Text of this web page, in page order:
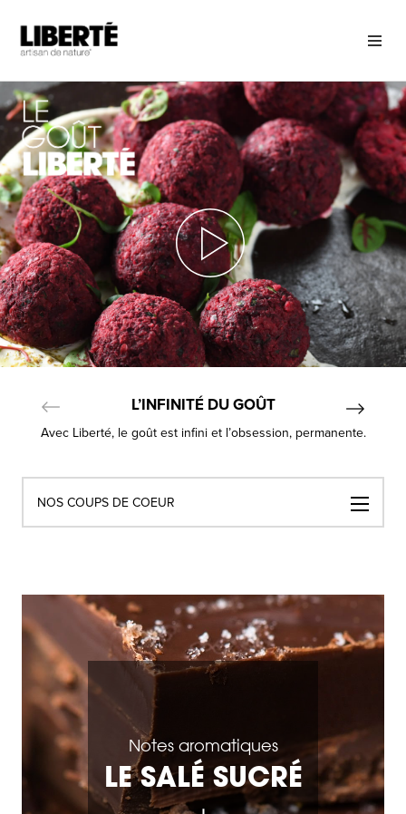
L’INFINITÉ DU GOÛT
Avec Liberté, le goût est infini et l’obsession, permanente.
catégories
NOS COUPS DE COEUR
Notes aromatiques
LE SALÉ SUCRÉ